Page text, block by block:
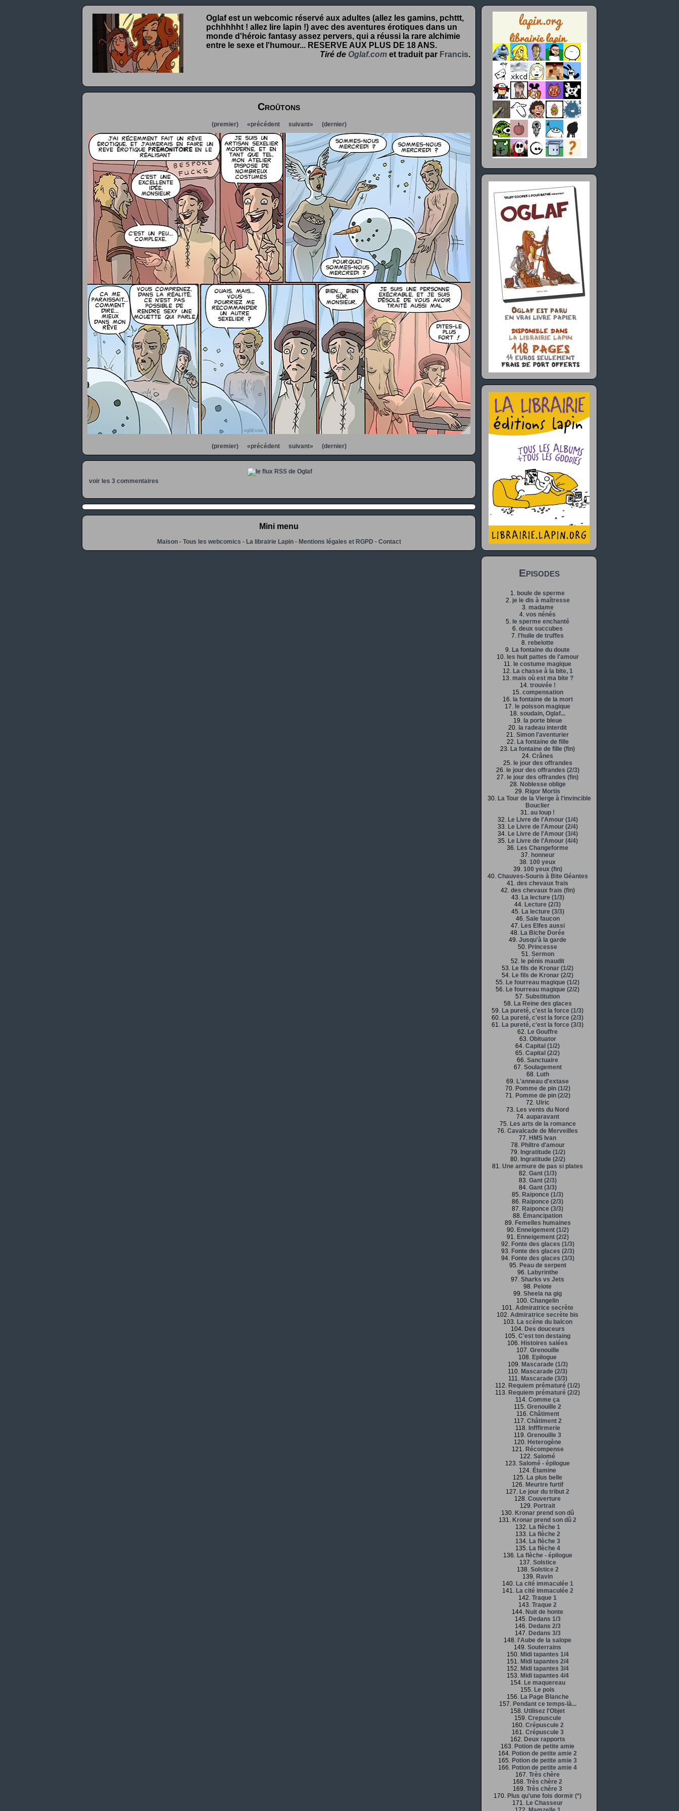
Oglaf est un webcomic réservé aux adultes (allez les gamins, pchttt,
pchhhhht ! allez lire lapin !) avec des aventures érotiques dans un
monde d'héroic fantasy assez pervers, qui a réussi la rare alchimie
entre le sexe et l'humour... RESERVE AUX PLUS DE 18 ANS.
Tiré de Oglaf.com et traduit par Francis.
Croûtons
(premier) «précédent suivant» (dernier)
(premier) «précédent suivant» (dernier)
voir les 3 commentaires
Mini menu
Maison- Tous les webcomics - La librairie Lapin- Mentions légales et RGPD - Contact
Episodes
1. boule de sperme
2. je le dis à maîtresse
3. madame
4. vos nénés
5. le sperme enchanté
6. deux succubes
7. l'huile de truffes
8. rebelotte
9. La fontaine du doute
10. les huit pattes de l'amour
11. le costume magique
12. La chasse à la bite, 1
13. mais où est ma bite ?
14. trouvée !
15. compensation
16. la fontaine de la mort
17. le poisson magique
18. soudain, Oglaf...
19. la porte bleue
20. la radeau interdit
21. Simon l'aventurier
22. La fontaine de fille
23. La fontaine de fille (fin)
24. Crânes
25. le jour des offrandes
26. le jour des offrandes (2/3)
27. le jour des offrandes (fin)
28. Noblesse oblige
29. Rigor Mortis
30. La Tour de la Vierge à l'invincible
Bouclier
31. au loup !
32. Le Livre de l'Amour (1/4)
33. Le Livre de l'Amour (2/4)
34. Le Livre de l'Amour (3/4)
35. Le Livre de l'Amour (4/4)
36. Les Changeforme
37. honneur
38. 100 yeux
39. 100 yeux (fin)
40. Chauves-Souris à Bite Géantes
41. des chevaux frais
42. des chevaux frais (fin)
43. La lecture (1/3)
44. Lecture (2/3)
45. La lecture (3/3)
46. Sale faucon
47. Les Elfes aussi
48. La Biche Dorée
49. Jusqu'à la garde
50. Princesse
51. Sermon
52. le pénis maudit
53. Le fils de Kronar (1/2)
54. Le fils de Kronar (2/2)
55. Le fourreau magique (1/2)
56. Le fourreau magique (2/2)
57. Substitution
58. La Reine des glaces
59. La pureté, c'est la force (1/3)
60. La pureté, c'est la force (2/3)
61. La pureté, c'est la force (3/3)
62. Le Gouffre
63. Obituator
64. Capital (1/2)
65. Capital (2/2)
66. Sanctuaire
67. Soulagement
68. Luth
69. L'anneau d'extase
70. Pomme de pin (1/2)
71. Pomme de pin (2/2)
72. Ulric
73. Les vents du Nord
74. auparavant
75. Les arts de la romance
76. Cavalcade de Merveilles
77. HMS Ivan
78. Philtre d'amour
79. Ingratitude (1/2)
80. Ingratitude (2/2)
81. Une armure de pas si plates
82. Gant (1/3)
83. Gant (2/3)
84. Gant (3/3)
85. Raiponce (1/3)
86. Raiponce (2/3)
87. Raiponce (3/3)
88. Émancipation
89. Femelles humaines
90. Enneigement (1/2)
91. Enneigement (2/2)
92. Fonte des glaces (1/3)
93. Fonte des glaces (2/3)
94. Fonte des glaces (3/3)
95. Peau de serpent
96. Labyrinthe
97. Sharks vs Jets
98. Pelote
99. Sheela na gig
100. Changelin
101. Admiratrice secrète
102. Admiratrice secrète bis
103. La scène du balcon
104. Des douceurs
105. C'est ton destaing
106. Histoires salées
107. Grenouille
108. Epilogue
109. Mascarade (1/3)
110. Mascarade (2/3)
111. Mascarade (3/3)
112. Requiem prématuré (1/2)
113. Requiem prématuré (2/2)
114. Comme ça
115. Grenouille 2
116. Châtiment
117. Châtiment 2
118. Infffirmerie
119. Grenouille 3
120. Heterogène
121. Récompense
122. Salomé
123. Salomé - épilogue
124. Étamine
125. La plus belle
126. Meurtre furtif
127. Le jour du tribut 2
128. Couverture
129. Portrait
130. Kronar prend son dû
131. Kronar prend son dû 2
132. La flèche 1
133. La flèche 2
134. La flèche 3
135. La flèche 4
136. La flèche - épilogue
137. Solstice
138. Solstice 2
139. Ravin
140. La cité immaculée 1
141. La cité immaculée 2
142. Traque 1
143. Traque 2
144. Nuit de honte
145. Dedans 1/3
146. Dedans 2/3
147. Dedans 3/3
148. l'Aube de la salope
149. Souterrains
150. Midi tapantes 1/4
151. Midi tapantes 2/4
152. Midi tapantes 3/4
153. Midi tapantes 4/4
154. Le maquereau
155. Le pois
156. La Page Blanche
157. Pendant ce temps-là...
158. Utilisez l'Objet
159. Crepuscule
160. Crépuscule 2
161. Crépuscule 3
162. Deux rapports
163. Potion de petite amie
164. Potion de petite amie 2
165. Potion de petite amie 3
166. Potion de petite amie 4
167. Très chère
168. Très chère 2
169. Très chère 3
170. Plus qu'une fois dormir (*)
171. Le Chasseur